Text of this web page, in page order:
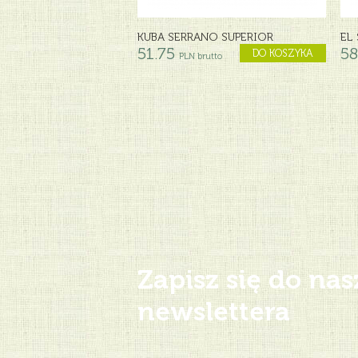
KUBA SERRANO SUPERIOR
51.75 PLN brutto DO KOSZYKA
EL
Zapisz się do
newslettera